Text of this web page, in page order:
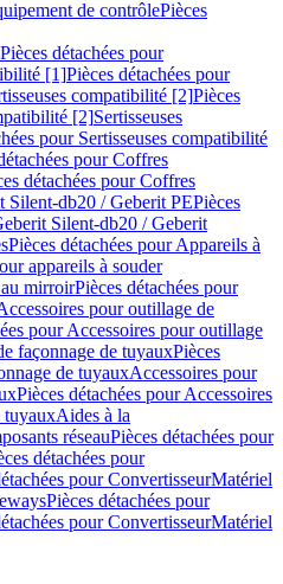
de contrôlePièces
Pièces détachées pour
[1]Pièces détachées pour
compatibilité [2]Pièces
[2]Sertisseuses
pour Sertisseuses compatibilité
pour Coffres
détachées pour Coffres
Silent-db20 / Geberit PEPièces
Silent-db20 / Geberit
Pièces détachées pour Appareils à
appareils à souder
mirroirPièces détachées pour
pour outillage de
pour Accessoires pour outillage
façonnage de tuyauxPièces
de tuyauxAccessoires pour
Pièces détachées pour Accessoires
tuyauxAides à la
réseauPièces détachées pour
détachées pour
pour ConvertisseurMatériel
Pièces détachées pour
pour ConvertisseurMatériel